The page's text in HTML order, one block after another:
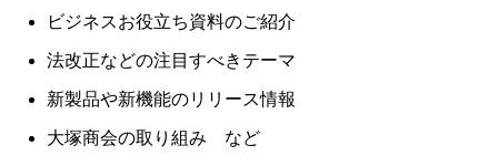
ビジネスお役立ち資料のご紹介
法改正などの注目すべきテーマ
新製品や新機能のリリース情報
大塚商会の取り組み など